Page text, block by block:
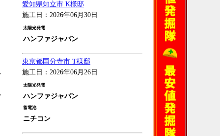
愛知県知立市 K様邸
施工日：2026年06月30日
太陽光発電
ハンファジャパン
東京都国分寺市 T様邸
施工日：2026年06月26日
太陽光発電
ハンファジャパン
蓄電池
ニチコン